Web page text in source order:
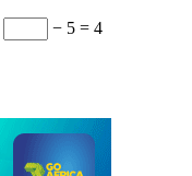
− 5 = 4